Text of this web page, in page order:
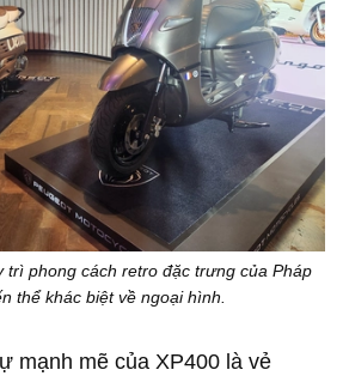
trì phong cách retro đặc trưng của Pháp
thể khác biệt về ngoại hình.
mạnh mẽ của XP400 là vẻ